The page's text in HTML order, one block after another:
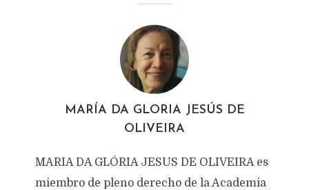
María da Gloria Jesús de Oliveira
julio 21, 2025
1 Minutos en leer
MARÍA DA GLORIA JESÚS DE
OLIVEIRA
MARIA DA GLÓRIA JESUS DE OLIVEIRA es
miembro de pleno derecho de la Academia